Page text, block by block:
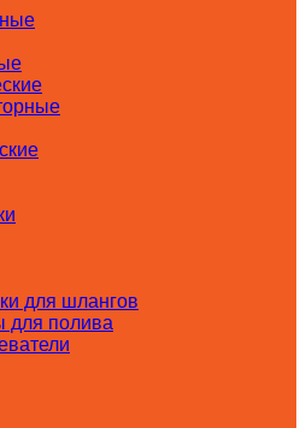
для шлангов
для полива